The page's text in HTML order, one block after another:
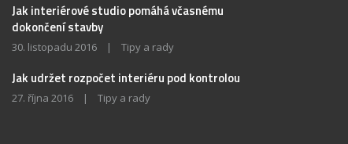
Jak interiérové studio pomáhá včasnému
dokončení stavby
30. listopadu 2016 | Tipy a rady
Jak udržet rozpočet interiéru pod kontrolou
27. října 2016 | Tipy a rady